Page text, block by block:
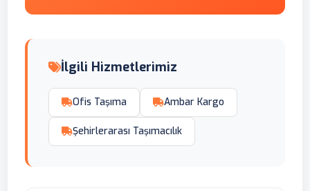
İlgili Hizmetlerimiz
Ofis Taşıma Ambar Kargo
Şehirlerarası Taşımacılık